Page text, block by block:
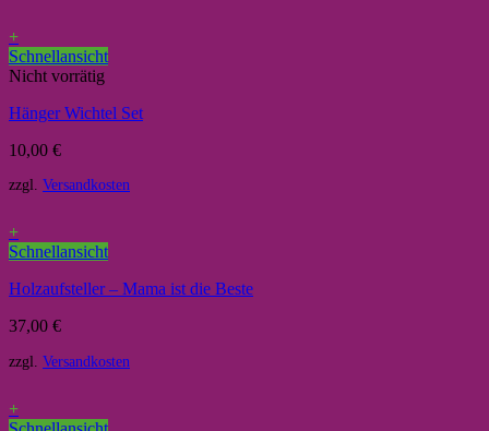
+
Schnellansicht
Nicht vorrätig
Hänger Wichtel Set
10,00 €
zzgl. Versandkosten
+
Schnellansicht
Holzaufsteller – Mama ist die Beste
37,00 €
zzgl. Versandkosten
+